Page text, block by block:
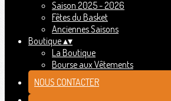
Saison 2025 - 2026
Fêtes du Basket
Anciennes Saisons
Boutique▴▾
La Boutique
Bourse aux Vêtements
NOUS CONTACTER